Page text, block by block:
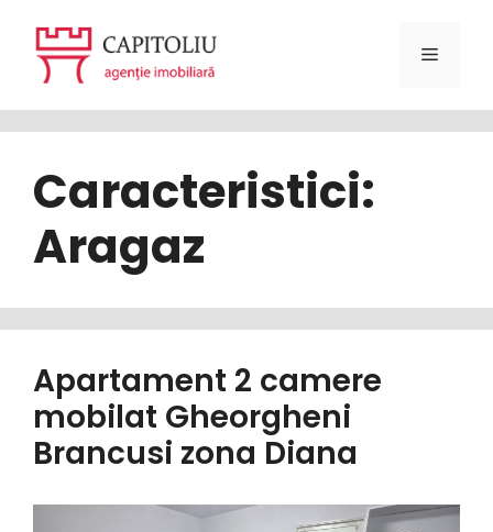
conținut
Meniu
Caracteristici:
Aragaz
Apartament 2 camere
mobilat Gheorgheni
Brancusi zona Diana